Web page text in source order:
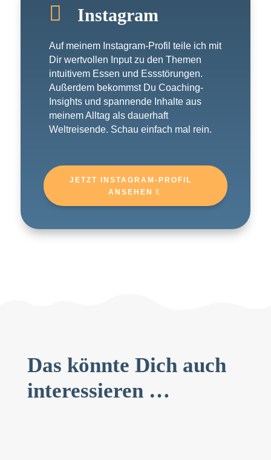
 Instagram
Auf meinem Instagram-Profil teile ich mit
Dir wertvollen Input zu den Themen
intuitivem Essen und Essstörungen.
Außerdem bekommst Du Coaching-
Insights und spannende Inhalte aus
meinem Alltag als dauerhaft
Weltreisende. Schau einfach mal rein.
JETZT INSTAGRAM-PROFIL
ANSEHEN
Das könnte Dich auch
interessieren …